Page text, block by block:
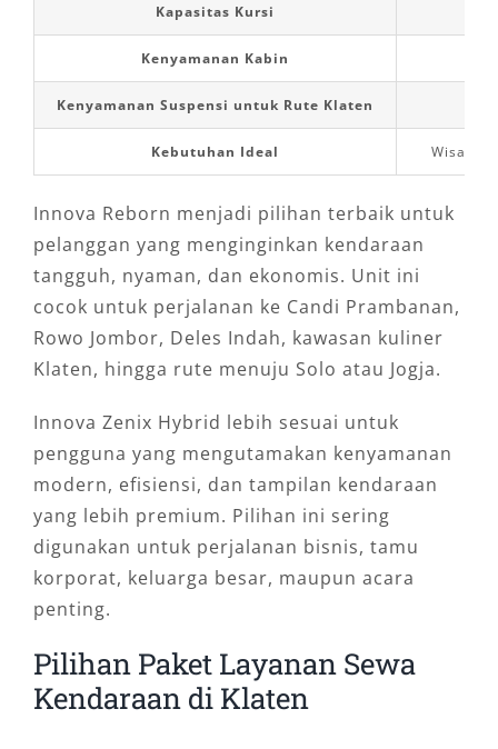
Kapasitas Kursi
Kenyamanan Kabin
Kenyamanan Suspensi untuk Rute Klaten
Kebutuhan Ideal Wisata
Innova Reborn menjadi pilihan terbaik untuk
pelanggan yang menginginkan kendaraan
tangguh, nyaman, dan ekonomis. Unit ini
cocok untuk perjalanan ke Candi Prambanan,
Rowo Jombor, Deles Indah, kawasan kuliner
Klaten, hingga rute menuju Solo atau Jogja.
Innova Zenix Hybrid lebih sesuai untuk
pengguna yang mengutamakan kenyamanan
modern, efisiensi, dan tampilan kendaraan
yang lebih premium. Pilihan ini sering
digunakan untuk perjalanan bisnis, tamu
korporat, keluarga besar, maupun acara
penting.
Pilihan Paket Layanan Sewa
Kendaraan di Klaten